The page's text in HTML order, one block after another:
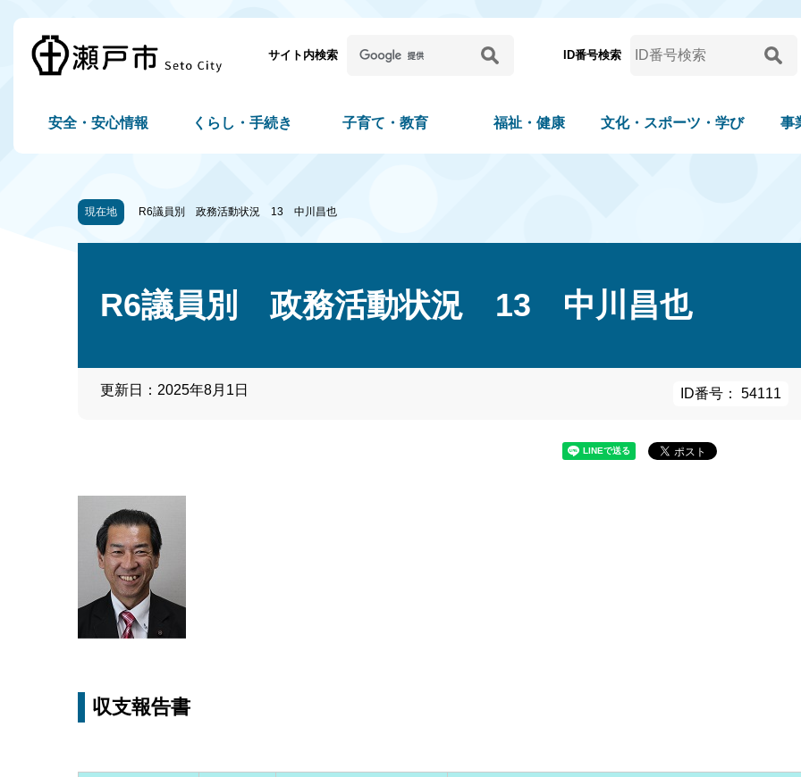
サイト内検索 ID番号検索
安全・安心情報 くらし・手続き 子育て・教育 福祉・健康 文化・スポーツ・学び 事
現在地 R6議員別 政務活動状況 13 中川昌也
R6議員別 政務活動状況 13 中川昌也
更新日：2025年8月1日 ID番号： 54111
収支報告書